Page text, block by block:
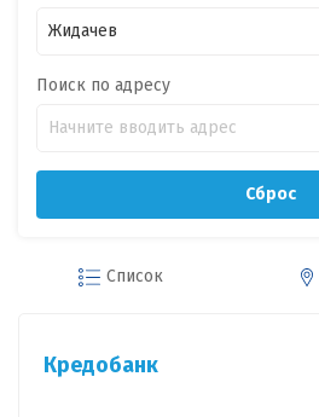
Поиск по адресу
Сброс
Список
Кредобанк